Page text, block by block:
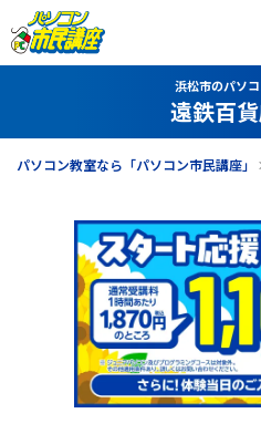
浜松市のパソ
遠鉄百
パソコン教室なら「パソコン市民講座」